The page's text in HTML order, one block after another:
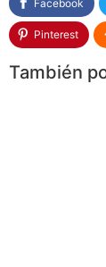
Facebook
Pinterest
También